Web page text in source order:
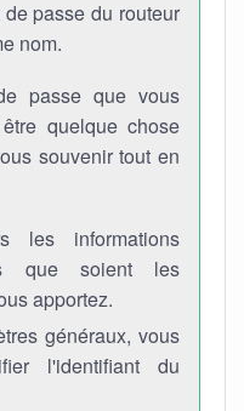
passe du routeur
nom.
passe que vous
quelque chose
souvenir tout en
les informations
que soient les
apportez.
généraux, vous
l'identifiant du